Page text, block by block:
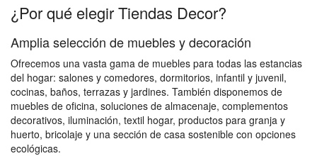
¿Por qué elegir Tiendas Decor?
Amplia selección de muebles y decoración
Ofrecemos una vasta gama de muebles para todas las estancias
del hogar: salones y comedores, dormitorios, infantil y juvenil,
cocinas, baños, terrazas y jardines. También disponemos de
muebles de oficina, soluciones de almacenaje, complementos
decorativos, iluminación, textil hogar, productos para granja y
huerto, bricolaje y una sección de casa sostenible con opciones
ecológicas.